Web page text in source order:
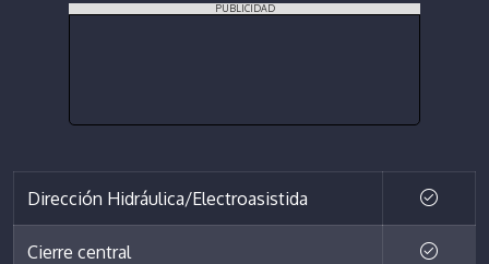
PUBLICIDAD
Dirección Hidráulica/Electroasistida
Cierre central